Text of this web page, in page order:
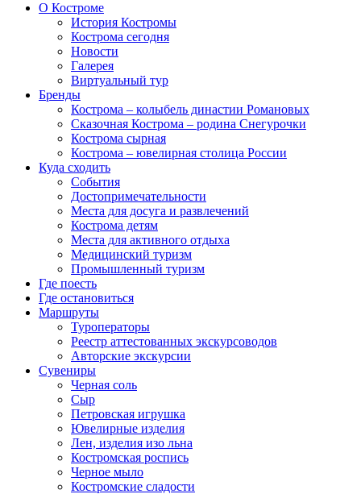
О Костроме
История Костромы
Кострома сегодня
Новости
Галерея
Виртуальный тур
Бренды
Кострома – колыбель династии Романовых
Сказочная Кострома – родина Снегурочки
Кострома сырная
Кострома – ювелирная столица России
Куда сходить
События
Достопримечательности
Места для досуга и развлечений
Кострома детям
Места для активного отдыха
Медицинский туризм
Промышленный туризм
Где поесть
Где остановиться
Маршруты
Туроператоры
Реестр аттестованных экскурсоводов
Авторские экскурсии
Сувениры
Черная соль
Сыр
Петровская игрушка
Ювелирные изделия
Лен, изделия изо льна
Костромская роспись
Черное мыло
Костромские сладости